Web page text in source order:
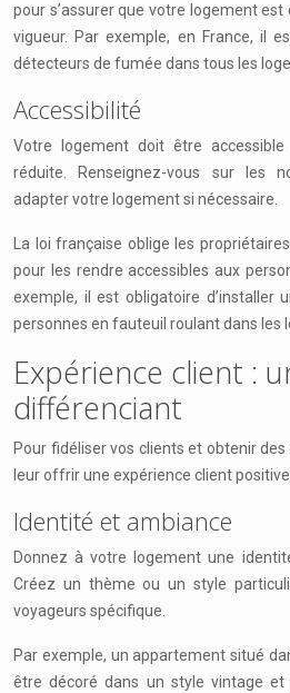
pour s’assurer que votre logement
vigueur. Par exemple, en France, il
détecteurs de fumée dans tous les
Accessibilité
Votre logement doit être
réduite. Renseignez-vous sur les
adapter votre logement si nécessaire.
La loi française oblige les
pour les rendre accessibles aux
exemple, il est obligatoire d’installer
personnes en fauteuil roulant dans les
Expérience client :
différenciant
Pour fidéliser vos clients et obtenir
leur offrir une expérience client positive.
Identité et ambiance
Donnez à votre logement une
Créez un thème ou un style
voyageurs spécifique.
Par exemple, un appartement situé
être décoré dans un style vintage